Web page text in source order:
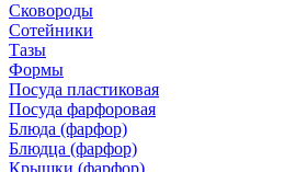
Сковороды
Сотейники
Тазы
Формы
Посуда пластиковая
Посуда фарфоровая
Блюда (фарфор)
Блюдца (фарфор)
Крышки (фарфор)